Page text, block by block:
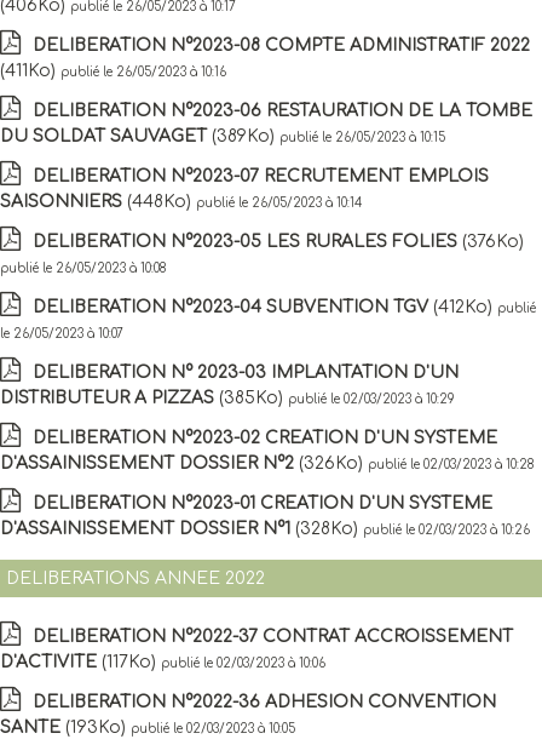
(406Ko) publié le 26/05/2023 à 10:17
DELIBERATION N°2023-08 COMPTE ADMINISTRATIF 2022
(411Ko) publié le 26/05/2023 à 10:16
DELIBERATION N°2023-06 RESTAURATION DE LA TOMBE
DU SOLDAT SAUVAGET(389Ko) publié le 26/05/2023 à 10:15
DELIBERATION N°2023-07 RECRUTEMENT EMPLOIS
SAISONNIERS (448Ko) publié le 26/05/2023 à 10:14
DELIBERATION N°2023-05 LES RURALES FOLIES (376Ko)
publié le 26/05/2023 à 10:08
DELIBERATION N°2023-04 SUBVENTION TGV(412Ko) publié
le 26/05/2023 à 10:07
DELIBERATION N° 2023-03 IMPLANTATION D'UN
DISTRIBUTEUR A PIZZAS (385Ko) publié le 02/03/2023 à 10:29
DELIBERATION N°2023-02 CREATION D'UN SYSTEME
D'ASSAINISSEMENT DOSSIER N°2 (326Ko) publié le 02/03/2023 à 10:28
DELIBERATION N°2023-01 CREATION D'UN SYSTEME
D'ASSAINISSEMENT DOSSIER N°1 (328Ko) publié le 02/03/2023 à 10:26
DELIBERATIONS ANNEE 2022
DELIBERATION N°2022-37 CONTRAT ACCROISSEMENT
D'ACTIVITE (117Ko) publié le 02/03/2023 à 10:06
DELIBERATION N°2022-36 ADHESION CONVENTION
SANTE (193Ko) publié le 02/03/2023 à 10:05